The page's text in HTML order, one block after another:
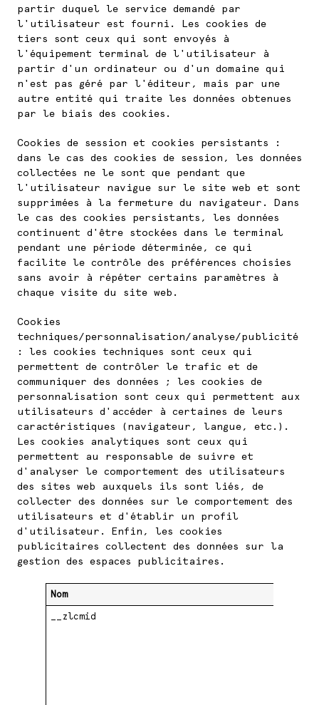
partir duquel le service demandé par
l'utilisateur est fourni. Les cookies de
tiers sont ceux qui sont envoyés à
l'équipement terminal de l'utilisateur à
partir d'un ordinateur ou d'un domaine qui
n'est pas géré par l'éditeur, mais par une
autre entité qui traite les données obtenues
par le biais des cookies.
Cookies de session et cookies persistants :
dans le cas des cookies de session, les données
collectées ne le sont que pendant que
l'utilisateur navigue sur le site web et sont
supprimées à la fermeture du navigateur. Dans
le cas des cookies persistants, les données
continuent d'être stockées dans le terminal
pendant une période déterminée, ce qui
facilite le contrôle des préférences choisies
sans avoir à répéter certains paramètres à
chaque visite du site web.
Cookies
techniques/personnalisation/analyse/publicité
: les cookies techniques sont ceux qui
permettent de contrôler le trafic et de
communiquer des données ; les cookies de
personnalisation sont ceux qui permettent aux
utilisateurs d'accéder à certaines de leurs
caractéristiques (navigateur, langue, etc.).
Les cookies analytiques sont ceux qui
permettent au responsable de suivre et
d'analyser le comportement des utilisateurs
des sites web auxquels ils sont liés, de
collecter des données sur le comportement des
utilisateurs et d'établir un profil
d'utilisateur. Enfin, les cookies
publicitaires collectent des données sur la
gestion des espaces publicitaires.
Nom
__zlcmid